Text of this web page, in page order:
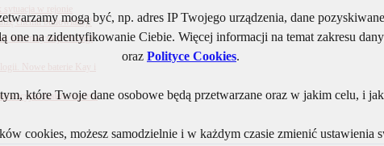
w rejonie
chemii budowlanej?
automatyzacji obsługi
Nowe baterie Kay i
toaleta otwiera
mogą być, np. adres IP Twojego urządzenia, dane
na zidentyfikowanie Ciebie. Więcej informacji na temat zakresu
oraz Polityce Cookies.
które Twoje dane osobowe będą przetwarzane oraz w jakim celu, i
cookies, możesz samodzielnie i w każdym czasie zmienić ustawienia